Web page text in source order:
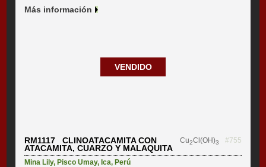
Más información
VENDIDO
RM1117 CLINOATACAMITA CON
ATACAMITA, CUARZO Y MALAQUITA
Cu2Cl(OH)3 #755
Mina Lily, Pisco Umay, Ica, Perú